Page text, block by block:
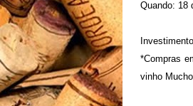
Quando: 18
*Compras
vinho